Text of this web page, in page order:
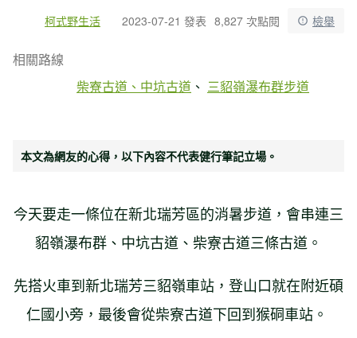
柯式野生活 2023-07-21 發表 8,827 次點閱 檢舉
相關路線
柴寮古道、中坑古道
三貂嶺瀑布群步道
本文為網友的心得，以下內容不代表健行筆記立場。
今天要走一條位在新北瑞芳區的消暑步道，會串連三
貂嶺瀑布群、中坑古道、柴寮古道三條古道。
先搭火車到新北瑞芳三貂嶺車站，登山口就在附近碩
仁國小旁，最後會從柴寮古道下回到猴硐車站。